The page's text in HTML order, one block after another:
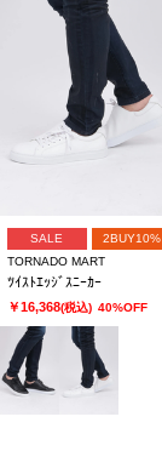
SALE
2BUY10%
TORNADO MART
ﾂｲｽﾄｴｯｼﾞｽﾆｰｶｰ
￥16,368(税込) 40%OFF